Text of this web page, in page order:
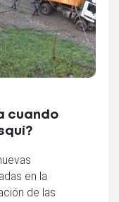
cuando
en la
de las